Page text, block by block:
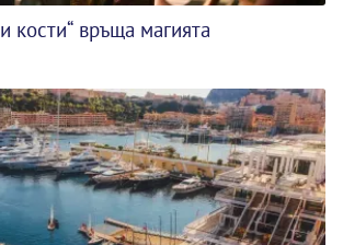
кости“ връща магията